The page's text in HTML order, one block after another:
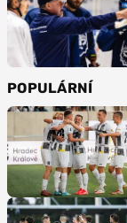
POPULÁRNÍ